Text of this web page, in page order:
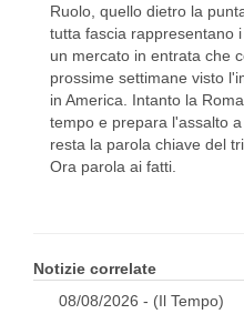
Ruolo, quello dietro la
tutta fascia rappresentano
un mercato in entrata che
prossime settimane visto
in America. Intanto la
tempo e prepara l'assalto
resta la parola chiave del
Ora parola ai fatti.
Notizie correlate
08/08/2026 - (Il Tempo)